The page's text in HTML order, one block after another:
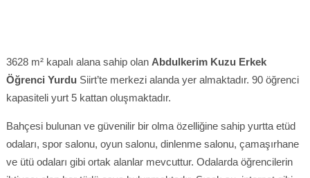
3628 m² kapalı alana sahip olan Abdulkerim Kuzu Erkek
Öğrenci Yurdu Siirt’te merkezi alanda yer almaktadır. 90 öğrenci
kapasiteli yurt 5 kattan oluşmaktadır.
Bahçesi bulunan ve güvenilir bir olma özelliğine sahip yurtta etüd
odaları, spor salonu, oyun salonu, dinlenme salonu, çamaşırhane
ve ütü odaları gibi ortak alanlar mevcuttur. Odalarda öğrencilerin